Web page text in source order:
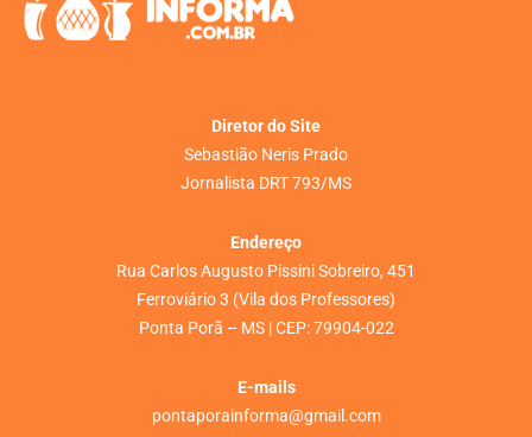
Diretor do Site
Sebastião Neris Prado
Jornalista DRT 793/MS
Endereço
Rua Carlos Augusto Pissini Sobreiro, 451
Ferroviário 3 (Vila dos Professores)
Ponta Porã – MS | CEP: 79904-022
E-mails
pontaporainforma@gmail.com